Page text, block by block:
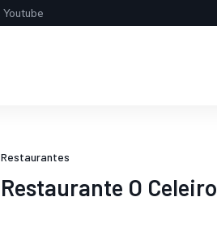
Youtube
Restaurantes
Restaurante O Celeiro